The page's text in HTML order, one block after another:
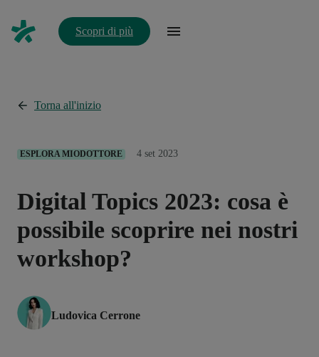
Scopri di più
Torna all'inizio
ESPLORA MIODOTTORE 4 set 2023
Digital Topics 2023: cosa è
possibile scoprire nei nostri
workshop?
Ludovica Cerrone